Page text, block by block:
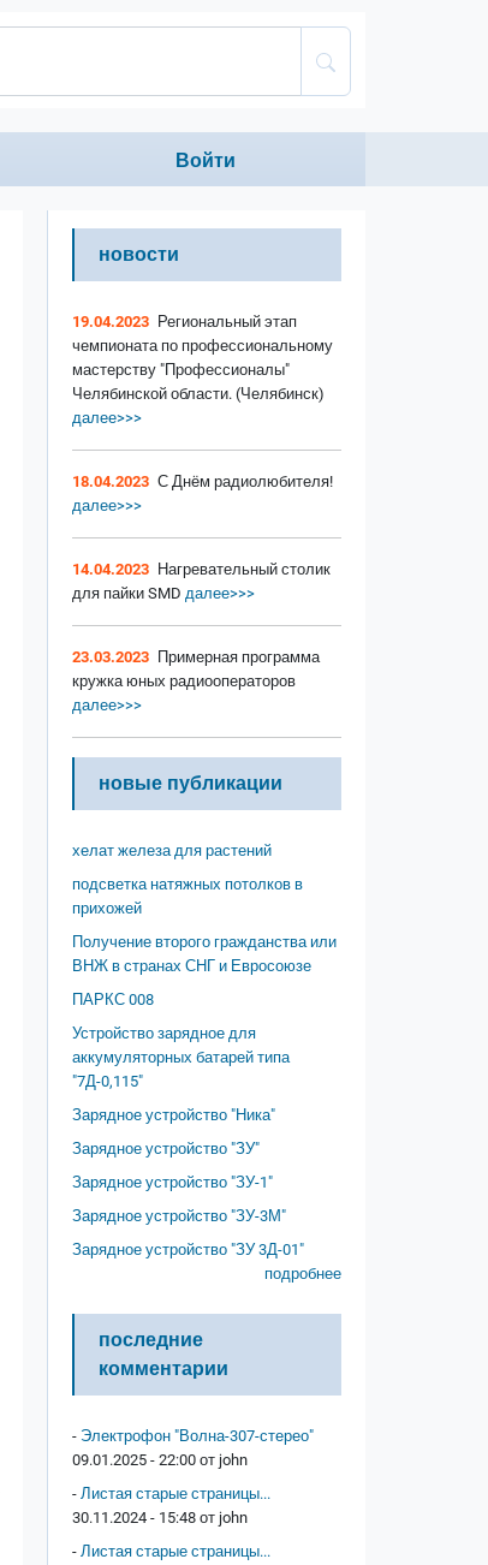
Anonumous menu
Войти
новости
19.04.2023 Региональный этап
чемпионата по профессиональному
мастерству "Профессионалы"
Челябинской области. (Челябинск)
далее>>>
18.04.2023 С Днём радиолюбителя!
далее>>>
14.04.2023 Нагревательный столик
для пайки SMD далее>>>
23.03.2023 Примерная программа
кружка юных радиооператоров
далее>>>
новые публикации
хелат железа для растений
подсветка натяжных потолков в
прихожей
Получение второго гражданства или
ВНЖ в странах СНГ и Евросоюзе
ПАРКС 008
Устройство зарядное для
аккумуляторных батарей типа
"7Д-0,115"
Зарядное устройство "Ника"
Зарядное устройство "ЗУ"
Зарядное устройство "ЗУ-1"
Зарядное устройство "ЗУ-3М"
Зарядное устройство "ЗУ 3Д-01"
подробнее
последние
комментарии
- Электрофон "Волна-307-стерео"
09.01.2025 - 22:00 от john
- Листая старые страницы...
30.11.2024 - 15:48 от john
- Листая старые страницы...